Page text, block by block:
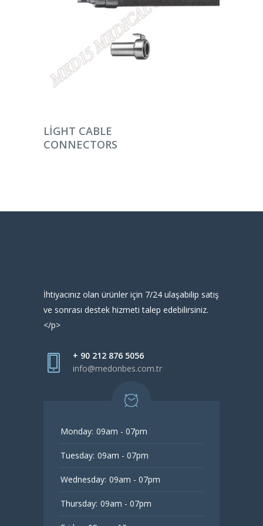
DEVAMINI OKU
LIGHT CABLE
CONNECTORS
İhtiyacınız olan ürünler için 7/24 ulaşabilip satış
ve sonrası destek hizmeti talep edebilirsiniz.
</p>
+ 90 212 876 5056
info@medonbes.com.tr
Monday: 09am - 07pm
Tuesday: 09am - 07pm
Wednesday: 09am - 07pm
Thursday: 09am - 07pm